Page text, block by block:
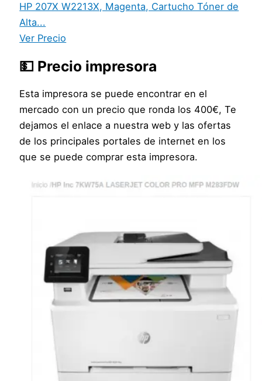
HP 207X W2213X, Magenta, Cartucho Tóner de
Alta...
Ver Precio
💵 Precio impresora
Esta impresora se puede encontrar en el
mercado con un precio que ronda los 400€, Te
dejamos el enlace a nuestra web y las ofertas
de los principales portales de internet en los
que se puede comprar esta impresora.